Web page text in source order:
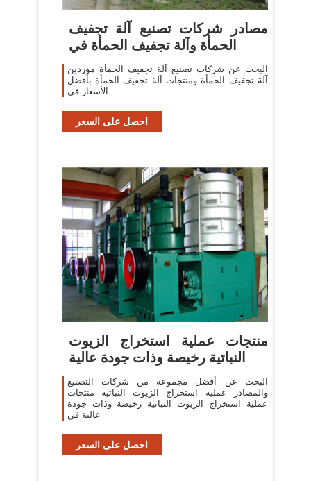
مصادر شركات تصنيع آلة تجفيف
الحمأة وآلة تجفيف الحمأة في
البحث عن شركات تصنيع آلة تجفيف الحمأة موردين
آلة تجفيف الحمأة ومنتجات آلة تجفيف الحمأة بأفضل
الأسعار في
احصل على السعر
منتجات عملية استخراج الزيوت
النباتية رخيصة وذات جودة عالية
البحث عن أفضل مجموعة من شركات التصنيع
والمصادر عملية استخراج الزيوت النباتية منتجات
عملية استخراج الزيوت النباتية رخيصة وذات جودة
عالية في
احصل على السعر